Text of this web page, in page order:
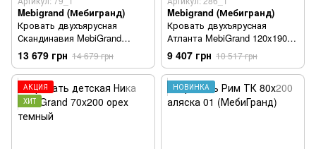
Mebigrand (Мебигранд)
Кровать двухъярусная
Скандинавия MebiGrand
120x190, 80x190 орех темный
13 679 грн 14 679 грн
Mebigrand (Мебигранд)
Кровать двухъярусная
Атланта MebiGrand 120x190,
80x190 орех темный
9 407 грн 10 517 грн
АКЦИЯ
ХИТ
НОВИНКА